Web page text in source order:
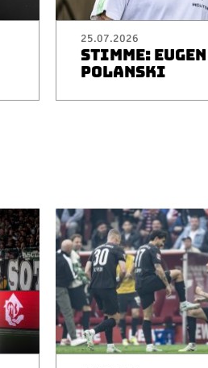
25.07.2026
STIMME: EUGEN
POLANSKI